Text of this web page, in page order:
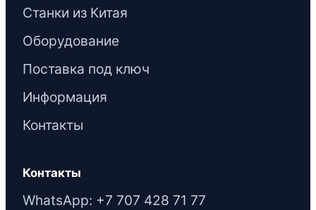
Станки из Китая
Оборудование
Поставка под ключ
Информация
Контакты
Контакты
WhatsApp: +7 707 428 71 77